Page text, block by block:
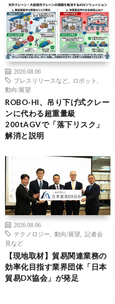
2026.08.06
プレスリリースなど
ロボット
動向/展望
ROBO-HI、吊り下げ式クレー
ンに代わる超重量級
200tAGVで「落下リスク」
解消と説明
2026.08.06
テクノロジー
動向/展望
記者会
見など
【現地取材】貿易関連業務の
効率化目指す業界団体「日本
貿易DX協会」が発足